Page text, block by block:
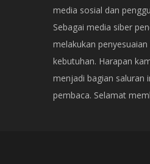
media sosial dan
Sebagai media siber
melakukan
kebutuhan. Harapan
menjadi bagian saluran
pembaca. Selamat